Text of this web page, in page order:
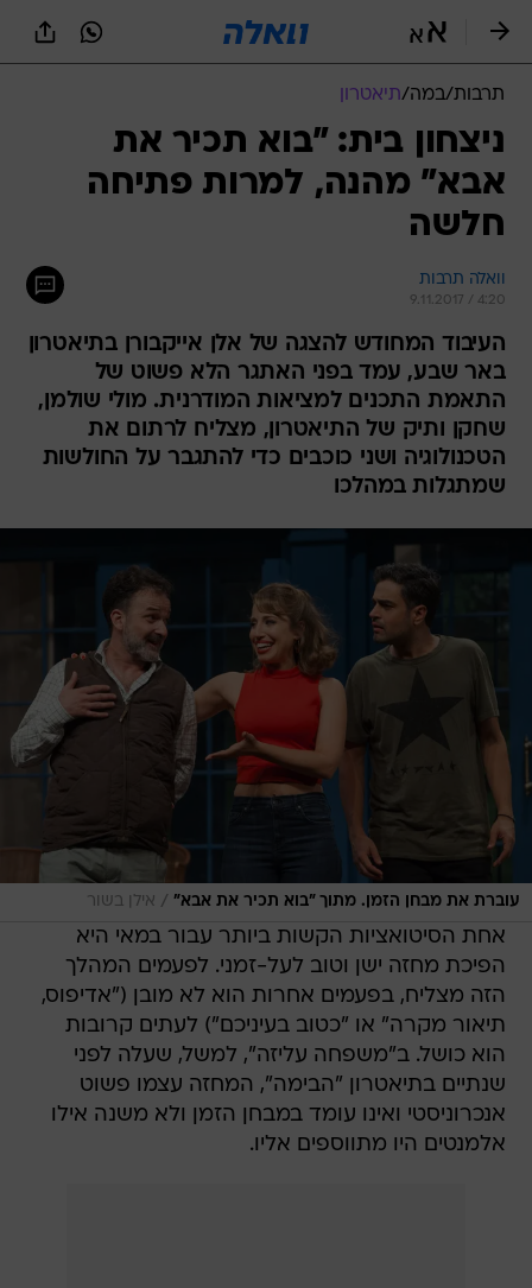
תרבות/במה/תיאטרון
ניצחון בית: "בוא תכיר את
אבא" מהנה, למרות פתיחה
חלשה
וואלה תרבות
9.11.2017 / 4:20
העיבוד המחודש להצגה של אלן אייקבורן בתיאטרון
באר שבע, עמד בפני האתגר הלא פשוט של
התאמת התכנים למציאות המודרנית. מולי שולמן,
שחקן ותיק של התיאטרון, מצליח לרתום את
הטכנולוגיה ושני כוכבים כדי להתגבר על החולשות
שמתגלות במהלכו
עוברת את מבחן הזמן. מתוך "בוא תכיר את אבא" / אילן בשור
אחת הסיטואציות הקשות ביותר עבור במאי היא
הפיכת מחזה ישן וטוב לעל-זמני. לפעמים המהלך
הזה מצליח, בפעמים אחרות הוא לא מובן ("אדיפוס,
תיאור מקרה" או "כטוב בעיניכם") לעתים קרובות
הוא כושל. ב"משפחה עליזה", למשל, שעלה לפני
שנתיים בתיאטרון "הבימה", המחזה עצמו פשוט
אנכרוניסטי ואינו עומד במבחן הזמן ולא משנה אילו
אלמנטים היו מתווספים אליו.